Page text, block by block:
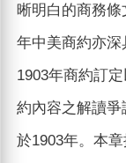
晰明白的商務
年中美商約亦深
1903年商約訂
約內容之解讀
於1903年。本